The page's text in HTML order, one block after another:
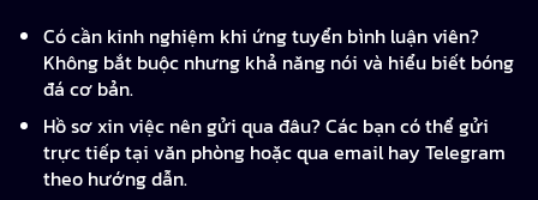
Có cần kinh nghiệm khi ứng tuyển bình luận viên?
Không bắt buộc nhưng khả năng nói và hiểu biết bóng
đá cơ bản.
Hồ sơ xin việc nên gửi qua đâu? Các bạn có thể gửi
trực tiếp tại văn phòng hoặc qua email hay Telegram
theo hướng dẫn.